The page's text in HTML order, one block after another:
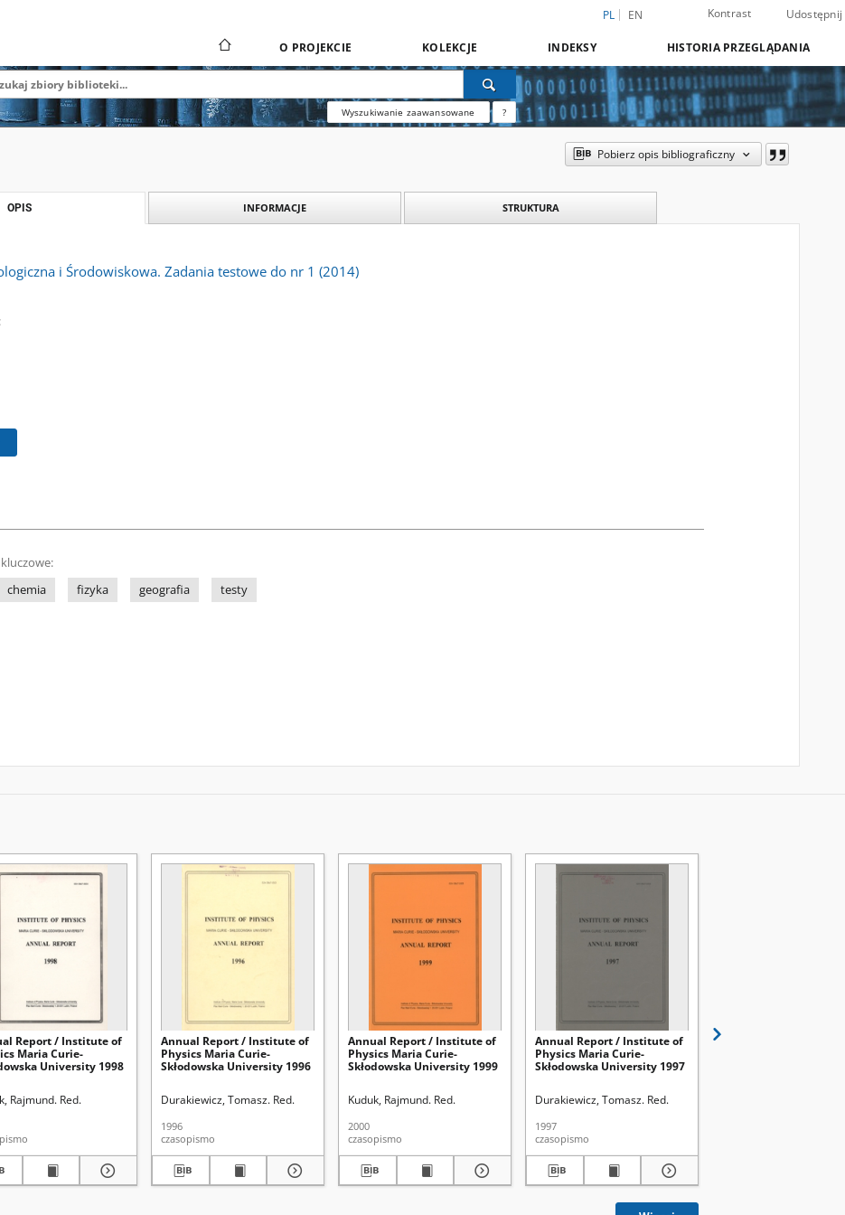
PL EN Kontrast Udostępnij
O PROJEKCIE KOLEKCJE INDEKSY HISTORIA PRZEGLĄDANIA
Wyszukiwanie zaawansowane ?
Pobierz opis bibliograficzny
OPIS INFORMACJE STRUKTURA
i Środowiskowa. Zadania testowe do nr 1 (2014)
chemia fizyka geografia testy
Report / Institute of
Maria Curie-
University 1998
Rajmund. Red.
Annual Report / Institute of
Physics Maria Curie-
Skłodowska University 1996
Durakiewicz, Tomasz. Red.
1996
czasopismo
Annual Report / Institute of
Physics Maria Curie-
Skłodowska University 1999
Kuduk, Rajmund. Red.
2000
czasopismo
Annual Report / Institute of
Physics Maria Curie-
Skłodowska University 1997
Durakiewicz, Tomasz. Red.
1997
czasopismo